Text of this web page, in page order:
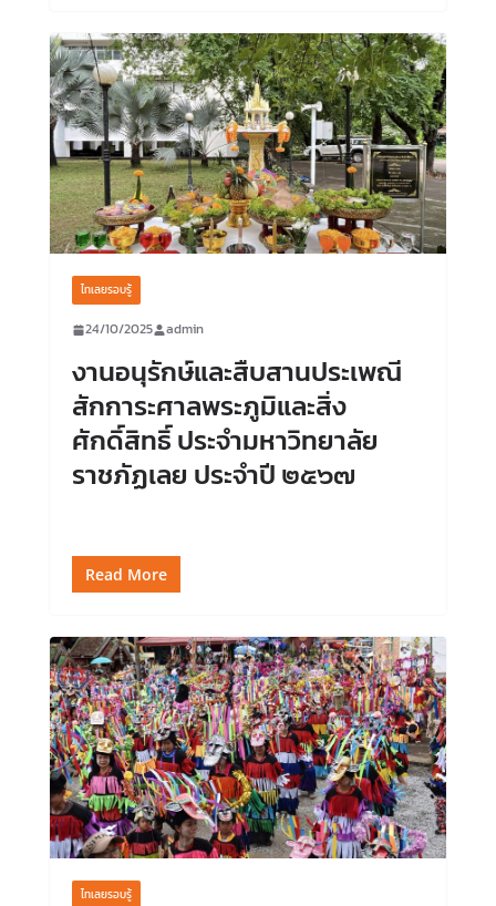
ไทเลยรอบรู้
24/10/2025 admin
งานอนุรักษ์และสืบสานประเพณี
สักการะศาลพระภูมิและสิ่ง
ศักดิ์สิทธิ์ ประจำมหาวิทยาลัย
ราชภัฏเลย ประจำปี ๒๕๖๗
Read More
ไทเลยรอบรู้